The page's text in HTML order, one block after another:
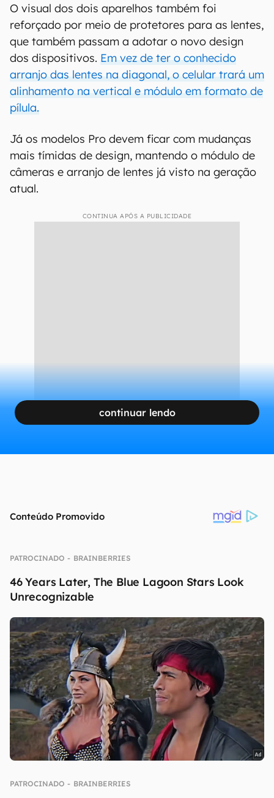
O visual dos dois aparelhos também foi
reforçado por meio de protetores para as lentes,
que também passam a adotar o novo design
dos dispositivos. Em vez de ter o conhecido
arranjo das lentes na diagonal, o celular trará um
alinhamento na vertical e módulo em formato de
pílula.
Já os modelos Pro devem ficar com mudanças
mais tímidas de design, mantendo o módulo de
câmeras e arranjo de lentes já visto na geração
atual.
CONTINUA APÓS A PUBLICIDADE
continuar lendo